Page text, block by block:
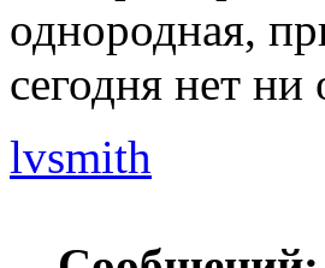
однородная,
сегодня нет
lvsmith